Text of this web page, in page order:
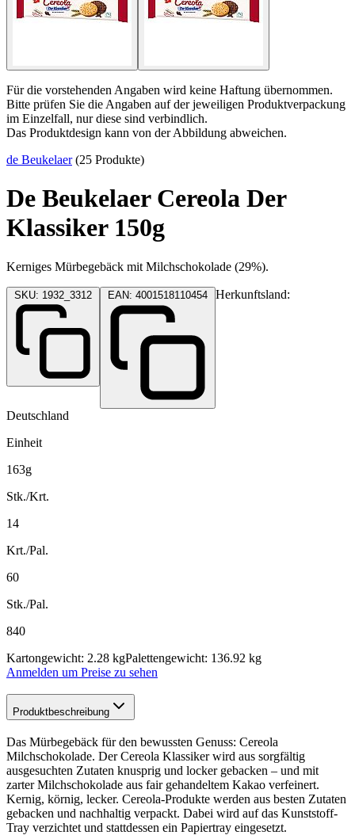
Für die vorstehenden Angaben wird keine Haftung übernommen.
Bitte prüfen Sie die Angaben auf der jeweiligen Produktverpackung
im Einzelfall, nur diese sind verbindlich.
Das Produktdesign kann von der Abbildung abweichen.
de Beukelaer(25 Produkte)
De Beukelaer Cereola Der
Klassiker 150g
Kerniges Mürbegebäck mit Milchschokolade (29%).
Herkunftsland:
Deutschland
Einheit
163g
Stk./Krt.
14
Krt./Pal.
60
Stk./Pal.
840
Kartongewicht: 2.28 kgPalettengewicht: 136.92 kg
Anmelden um Preise zu sehen
Produktbeschreibung
Das Mürbegebäck für den bewussten Genuss: Cereola
Milchschokolade. Der Cereola Klassiker wird aus sorgfältig
ausgesuchten Zutaten knusprig und locker gebacken – und mit
zarter Milchschokolade aus fair gehandeltem Kakao verfeinert.
Kernig, körnig, lecker. Cereola-Produkte werden aus besten Zutaten
gebacken und nachhaltig verpackt. Dabei wird auf das Kunststoff-
Tray verzichtet und stattdessen ein Papiertray eingesetzt.